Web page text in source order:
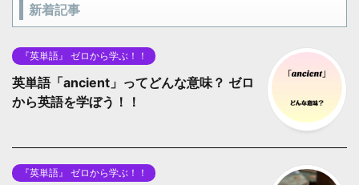
新着記事
『英単語』 ゼロから学ぶ！！
英単語「ancient」ってどんな意味？ ゼロ
から英語を学ぼう！！
『英単語』 ゼロから学ぶ！！